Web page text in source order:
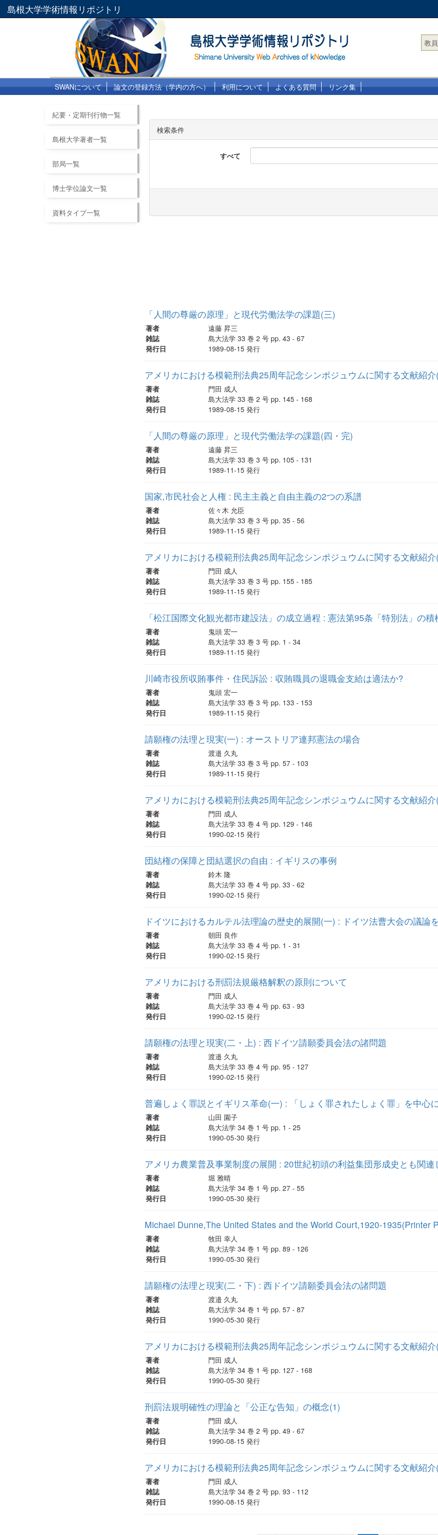
島根大学学術情報リポジトリ
教
SWANについて 論文の登録方法（学内の方へ） 利用について よくある質問 リンク集
紀要・定期刊行物一覧
島根大学著者一覧
部局一覧
博士学位論文一覧
資料タイプ一覧
検索条件
すべて
「人間の尊厳の原理」と現代労働法学の課題(三)
著者
遠藤 昇三
雑誌
島大法学 33 巻 2 号 pp. 43 - 67
発行日
1989-08-15 発行
アメリカにおける模範刑法典25周年記念シンポジュウムに関する文献紹
著者
門田 成人
雑誌
島大法学 33 巻 2 号 pp. 145 - 168
発行日
1989-08-15 発行
「人間の尊厳の原理」と現代労働法学の課題(四・完)
著者
遠藤 昇三
雑誌
島大法学 33 巻 3 号 pp. 105 - 131
発行日
1989-11-15 発行
国家,市民社会と人権 : 民主主義と自由主義の2つの系譜
著者
佐々木 允臣
雑誌
島大法学 33 巻 3 号 pp. 35 - 56
発行日
1989-11-15 発行
アメリカにおける模範刑法典25周年記念シンポジュウムに関する文献紹
著者
門田 成人
雑誌
島大法学 33 巻 3 号 pp. 155 - 185
発行日
1989-11-15 発行
「松江国際文化観光都市建設法」の成立過程 : 憲法第95条「特別法」の
著者
鬼頭 宏一
雑誌
島大法学 33 巻 3 号 pp. 1 - 34
発行日
1989-11-15 発行
川崎市役所収賄事件・住民訴訟 : 収賄職員の退職金支給は適法か?
著者
鬼頭 宏一
雑誌
島大法学 33 巻 3 号 pp. 133 - 153
発行日
1989-11-15 発行
請願権の法理と現実(一) : オーストリア連邦憲法の場合
著者
渡邉 久丸
雑誌
島大法学 33 巻 3 号 pp. 57 - 103
発行日
1989-11-15 発行
アメリカにおける模範刑法典25周年記念シンポジュウムに関する文献紹
著者
門田 成人
雑誌
島大法学 33 巻 4 号 pp. 129 - 146
発行日
1990-02-15 発行
団結権の保障と団結選択の自由 : イギリスの事例
著者
鈴木 隆
雑誌
島大法学 33 巻 4 号 pp. 33 - 62
発行日
1990-02-15 発行
ドイツにおけるカルテル法理論の歴史的展開(一) : ドイツ法曹大会の議論
著者
朝田 良作
雑誌
島大法学 33 巻 4 号 pp. 1 - 31
発行日
1990-02-15 発行
アメリカにおける刑罰法規厳格解釈の原則について
著者
門田 成人
雑誌
島大法学 33 巻 4 号 pp. 63 - 93
発行日
1990-02-15 発行
請願権の法理と現実(二・上) : 西ドイツ請願委員会法の諸問題
著者
渡邉 久丸
雑誌
島大法学 33 巻 4 号 pp. 95 - 127
発行日
1990-02-15 発行
普遍しょく罪説とイギリス革命(一) : 「しょく罪されたしょく罪」を中心
著者
山田 園子
雑誌
島大法学 34 巻 1 号 pp. 1 - 25
発行日
1990-05-30 発行
アメリカ農業普及事業制度の展開 : 20世紀初頭の利益集団形成史とも関連
著者
堀 雅晴
雑誌
島大法学 34 巻 1 号 pp. 27 - 55
発行日
1990-05-30 発行
Michael Dunne,The United States and the World Court,1920-1935(Printer
著者
牧田 幸人
雑誌
島大法学 34 巻 1 号 pp. 89 - 126
発行日
1990-05-30 発行
請願権の法理と現実(二・下) : 西ドイツ請願委員会法の諸問題
著者
渡邉 久丸
雑誌
島大法学 34 巻 1 号 pp. 57 - 87
発行日
1990-05-30 発行
アメリカにおける模範刑法典25周年記念シンポジュウムに関する文献紹
著者
門田 成人
雑誌
島大法学 34 巻 1 号 pp. 127 - 168
発行日
1990-05-30 発行
刑罰法規明確性の理論と「公正な告知」の概念(1)
著者
門田 成人
雑誌
島大法学 34 巻 2 号 pp. 49 - 67
発行日
1990-08-15 発行
アメリカにおける模範刑法典25周年記念シンポジュウムに関する文献紹
著者
門田 成人
雑誌
島大法学 34 巻 2 号 pp. 93 - 112
発行日
1990-08-15 発行